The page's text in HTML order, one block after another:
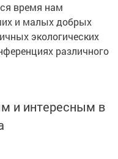
время нам
и малых добрых
экологических
различного
и интересным в